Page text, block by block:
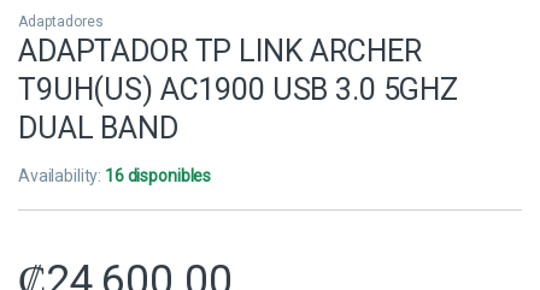
Adaptadores
ADAPTADOR TP LINK ARCHER
T9UH(US) AC1900 USB 3.0 5GHZ
DUAL BAND
Availability: 16 disponibles